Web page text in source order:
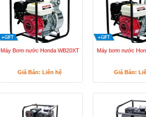
Máy Bơm nước Honda WB20XT
Giá Bán: Liên hệ
Máy bơm nước
Giá Bán: